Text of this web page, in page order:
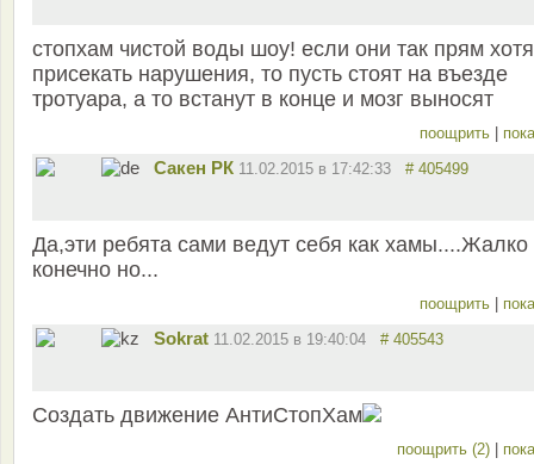
стопхам чистой воды шоу! если они так прям
присекать нарушения, то пусть стоят на въезде
тротуара, а то встанут в конце и мозг выносят
поощрить
Сакен РК 11.02.2015 в 17:42:33 # 405499
Да,эти ребята сами ведут себя как хамы....Жалко
конечно но...
поощрить
Sokrat 11.02.2015 в 19:40:04 # 405543
Создать движение АнтиСтопХам
поощрить (2)